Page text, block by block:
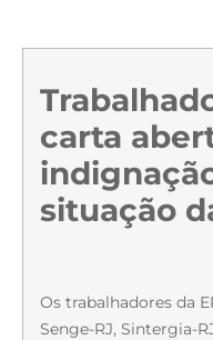
carta
situação
Os trabalhadores da
Senge-RJ, Sintergia-